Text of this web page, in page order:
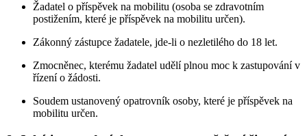
Žadatel o příspěvek na mobilitu (osoba se zdravotním
postižením, které je příspěvek na mobilitu určen).
Zákonný zástupce žadatele, jde-li o nezletilého do 18 let.
Zmocněnec, kterému žadatel udělí plnou moc k zastupování v
řízení o žádosti.
Soudem ustanovený opatrovník osoby, které je příspěvek na
mobilitu určen.